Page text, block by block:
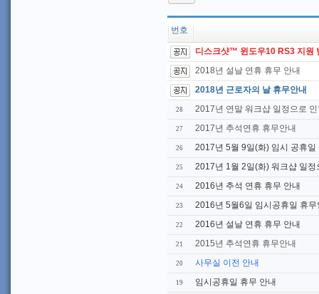
번호
디스크샷™ 윈도우10 RS3 지원
2018년 설날 연휴 휴무 안내
2018년 근로자의 날 휴무안내
28 2017년 연말 워크샵 일정으로
27 2017년 추석연휴 휴무안내
26 2017년 5월 9일(화) 임시 공휴일
25 2017년 1월 2일(화) 워크샵 일정
24 2016년 추석 연휴 휴무 안내
23 2016년 5월6일 임시공휴일 휴무
22 2016년 설날 연휴 휴무 안내
21 2015년 추석연휴 휴무안내
20 사무실 이전 안내
19 임시공휴일 휴무 안내